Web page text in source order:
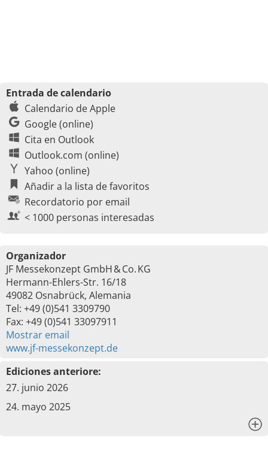
Entrada de calendario
Calendario de Apple
Google (online)
Cita en Outlook
Outlook.com (online)
Yahoo (online)
Añadir a la lista de favoritos
Recordatorio por email
< 1000 personas interesadas
Organizador
JF Messekonzept GmbH & Co. KG
Hermann-Ehlers-Str. 16/18
49082 Osnabrück, Alemania
Tel: +49 (0)541 3309790
Fax: +49 (0)541 33097911
Mostrar email
www.jf-messekonzept.de
Ediciones anteriore:
27. junio 2026
24. mayo 2025